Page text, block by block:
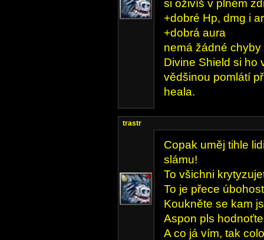
si oživíš v plném
+dobré Hp, dmg i
+dobrá aura
nemá žádné
Divine Shield si ho
vědšinou pomlátí
heala.
trastr
Copak uměj tihle
slámu!
To všichni
To je přece
Koukněte se kam
Aspon pls
A co já vím, tak